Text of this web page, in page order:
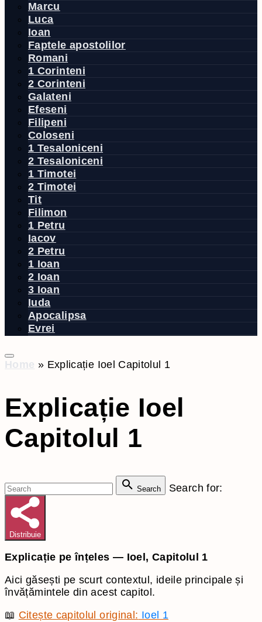
Marcu
Luca
Ioan
Faptele apostolilor
Romani
1 Corinteni
2 Corinteni
Galateni
Efeseni
Filipeni
Coloseni
1 Tesaloniceni
2 Tesaloniceni
1 Timotei
2 Timotei
Tit
Filimon
1 Petru
Iacov
2 Petru
1 Ioan
2 Ioan
3 Ioan
Iuda
Apocalipsa
Evrei
Home » Explicație Ioel Capitolul 1
Explicație Ioel
Capitolul 1
Search Search for:
Distribuie
Explicație pe înțeles — Ioel, Capitolul 1
Aici găsești pe scurt contextul, ideile principale și
învățămintele din acest capitol.
📖 Citește capitolul original: Ioel 1